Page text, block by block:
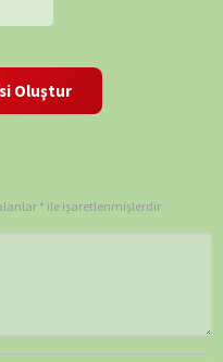
Oluştur
* ile işaretlenmişlerdir